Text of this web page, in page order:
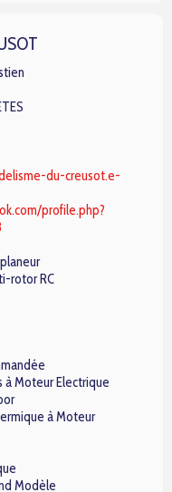
du-creusot.e-
profile.php?
rotor RC
à Moteur Electrique
à Moteur
Modèle